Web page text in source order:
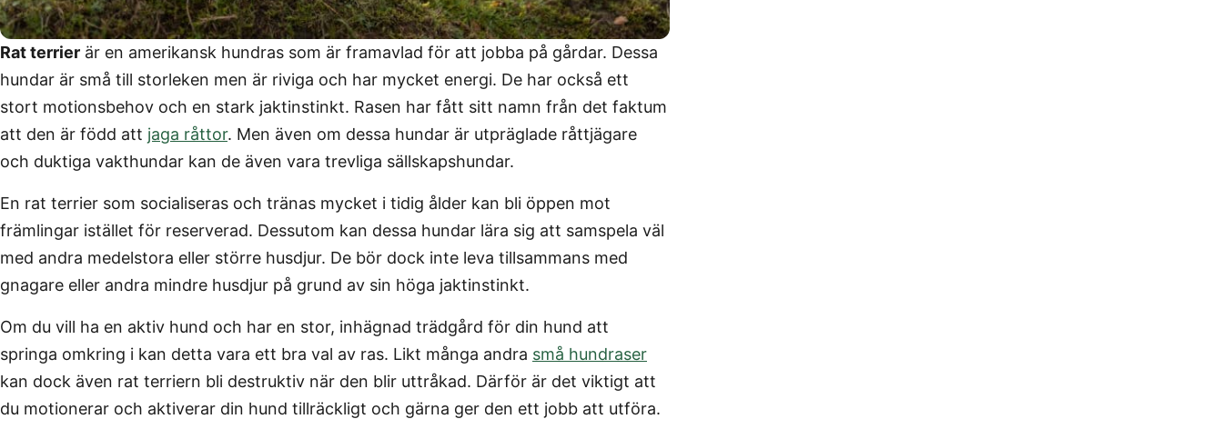
Rat terrier är en amerikansk hundras som är framavlad för att jobba på gårdar. Dessa
hundar är små till storleken men är riviga och har mycket energi. De har också ett
stort motionsbehov och en stark jaktinstinkt. Rasen har fått sitt namn från det faktum
att den är född att jaga råttor. Men även om dessa hundar är utpräglade råttjägare
och duktiga vakthundar kan de även vara trevliga sällskapshundar.
En rat terrier som socialiseras och tränas mycket i tidig ålder kan bli öppen mot
främlingar istället för reserverad. Dessutom kan dessa hundar lära sig att samspela väl
med andra medelstora eller större husdjur. De bör dock inte leva tillsammans med
gnagare eller andra mindre husdjur på grund av sin höga jaktinstinkt.
Om du vill ha en aktiv hund och har en stor, inhägnad trädgård för din hund att
springa omkring i kan detta vara ett bra val av ras. Likt många andra små hundraser
kan dock även rat terriern bli destruktiv när den blir uttråkad. Därför är det viktigt att
du motionerar och aktiverar din hund tillräckligt och gärna ger den ett jobb att utföra.